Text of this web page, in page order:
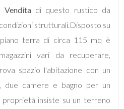
Venditadi questo rustico da
strutturali.Disposto su
terra di circa 115 mq è
vari da recuperare,
spazio l'abitazione con un
due camere e bagno per un
insiste su un terreno